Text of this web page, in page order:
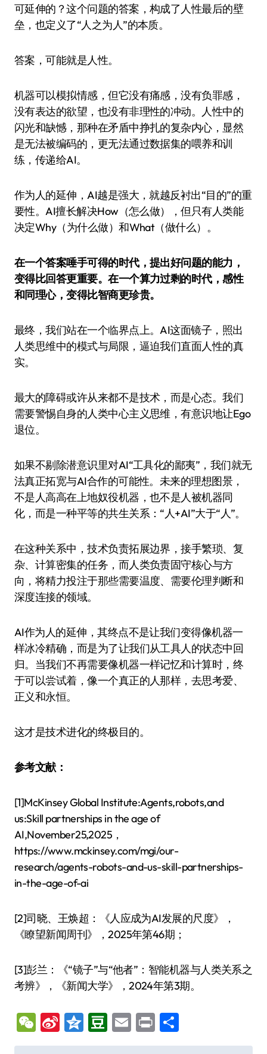
可延伸的？这个问题的答案，构成了人性最后的壁
垒，也定义了“人之为人”的本质。
答案，可能就是人性。
机器可以模拟情感，但它没有痛感，没有负罪感，
没有表达的欲望，也没有非理性的冲动。人性中的
闪光和缺憾，那种在矛盾中挣扎的复杂内心，显然
是无法被编码的，更无法通过数据集的喂养和训
练，传递给AI。
作为人的延伸，AI越是强大，就越反衬出“目的”的重
要性。AI擅长解决How（怎么做），但只有人类能
决定Why（为什么做）和What（做什么）。
在一个答案唾手可得的时代，提出好问题的能力，
变得比回答更重要。在一个算力过剩的时代，感性
和同理心，变得比智商更珍贵。
最终，我们站在一个临界点上。AI这面镜子，照出
人类思维中的模式与局限，逼迫我们直面人性的真
实。
最大的障碍或许从来都不是技术，而是心态。我们
需要警惕自身的人类中心主义思维，有意识地让Ego
退位。
如果不剔除潜意识里对AI“工具化的鄙夷”，我们就无
法真正拓宽与AI合作的可能性。未来的理想图景，
不是人高高在上地奴役机器，也不是人被机器同
化，而是一种平等的共生关系：“人+AI”大于“人”。
在这种关系中，技术负责拓展边界，接手繁琐、复
杂、计算密集的任务，而人类负责固守核心与方
向，将精力投注于那些需要温度、需要伦理判断和
深度连接的领域。
AI作为人的延伸，其终点不是让我们变得像机器一
样冰冷精确，而是为了让我们从工具人的状态中回
归。当我们不再需要像机器一样记忆和计算时，终
于可以尝试着，像一个真正的人那样，去思考爱、
正义和永恒。
这才是技术进化的终极目的。
参考文献：
[1]McKinsey Global Institute:Agents,robots,and
us:Skill partnerships in the age of
AI,November25,2025，
https://www.mckinsey.com/mgi/our-
research/agents-robots-and-us-skill-partnerships-
in-the-age-of-ai
[2]司晓、王焕超：《人应成为AI发展的尺度》，
《瞭望新闻周刊》，2025年第46期；
[3]彭兰：《“镜子”与“他者”：智能机器与人类关系之
考辨》，《新闻大学》，2024年第3期。
WeChat
Sina
Weibo
QzoneDouban
Email
Print
享